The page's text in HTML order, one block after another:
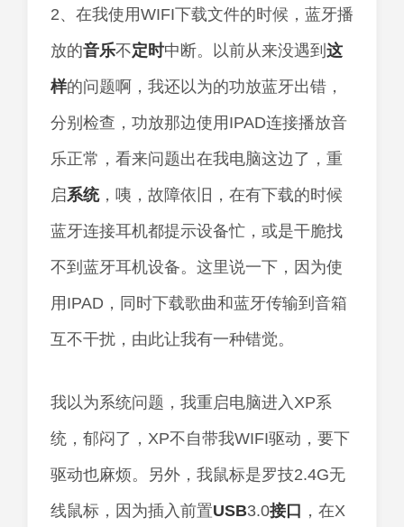
2、在我使用WIFI下载文件的时候，蓝牙播
放的音乐不定时中断。以前从来没遇到 这
样的问题啊，我还以为的功放蓝牙出错，
分别检查，功放那边使用IPAD连接播放音
乐正常，看来问题出在我电脑这边了，重
启系统，咦，故障依旧，在有下载的时候
蓝牙连接耳机都提示设备忙，或是干脆找
不到蓝牙耳机设备。这里说一下，因为使
用IPAD，同时下载歌曲和蓝牙传输到音箱
互不干扰，由此让我有一种错觉。
我以为系统问题，我重启电脑进入XP系
统，郁闷了，XP不自带我WIFI驱动，要下
驱动也麻烦。另外，我鼠标是罗技2.4G无
线鼠标，因为插入前置USB3.0接口 ，在X